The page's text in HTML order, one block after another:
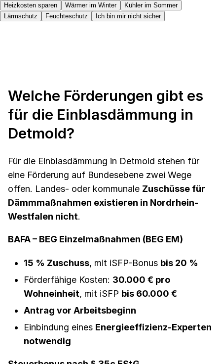
Heizkosten sparen Wärmer im Winter
Kühler im Sommer
Lärmschutz
Feuchteschutz Ich bin mir nicht sicher
Welche Förderungen gibt es
für die Einblasdämmung in
Detmold?
Für die Einblasdämmung in Detmold stehen für
eine Förderung auf Bundesebene zwei Wege
offen. Landes- oder kommunale Zuschüsse für
Dämmmaßnahmen existieren in Nordrhein-
Westfalen nicht.
BAFA – BEG Einzelmaßnahmen (BEG EM)
15 % Zuschuss, mit iSFP-Bonus bis 20 %
Förderfähige Kosten: 30.000 € pro
Wohneinheit, mit iSFP bis 60.000 €
Antrag vor Arbeitsbeginn
Einbindung eines Energieeffizienz-Experten
notwendig